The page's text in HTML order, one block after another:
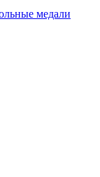
медали